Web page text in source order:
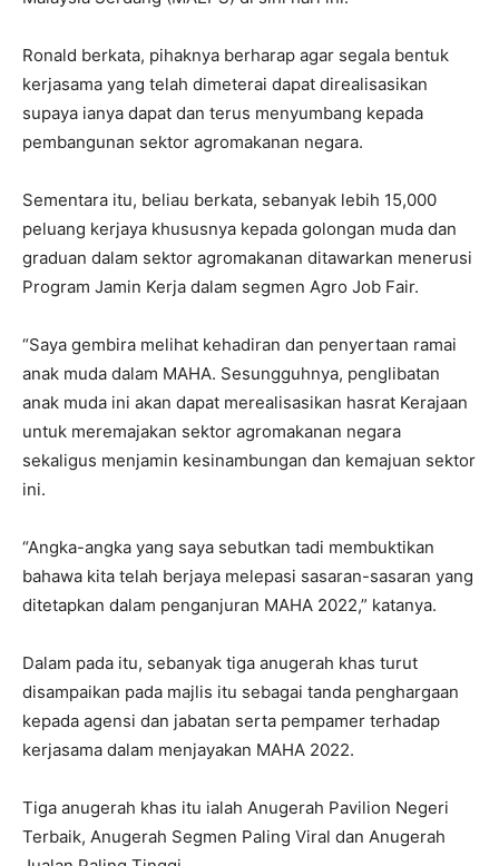
Ronald berkata, pihaknya berharap agar segala bentuk
kerjasama yang telah dimeterai dapat direalisasikan
supaya ianya dapat dan terus menyumbang kepada
pembangunan sektor agromakanan negara.
Sementara itu, beliau berkata, sebanyak lebih 15,000
peluang kerjaya khususnya kepada golongan muda dan
graduan dalam sektor agromakanan ditawarkan menerusi
Program Jamin Kerja dalam segmen Agro Job Fair.
“Saya gembira melihat kehadiran dan penyertaan ramai
anak muda dalam MAHA. Sesungguhnya, penglibatan
anak muda ini akan dapat merealisasikan hasrat Kerajaan
untuk meremajakan sektor agromakanan negara
sekaligus menjamin kesinambungan dan kemajuan sektor
ini.
“Angka-angka yang saya sebutkan tadi membuktikan
bahawa kita telah berjaya melepasi sasaran-sasaran yang
ditetapkan dalam penganjuran MAHA 2022,” katanya.
Dalam pada itu, sebanyak tiga anugerah khas turut
disampaikan pada majlis itu sebagai tanda penghargaan
kepada agensi dan jabatan serta pempamer terhadap
kerjasama dalam menjayakan MAHA 2022.
Tiga anugerah khas itu ialah Anugerah Pavilion Negeri
Terbaik, Anugerah Segmen Paling Viral dan Anugerah